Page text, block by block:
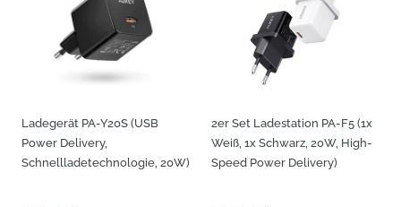
Ladegerät PA-Y20S (USB
Power Delivery,
Schnellladetechnologie, 20W)
2er Set Ladestation PA-F5 (1x
Weiß, 1x Schwarz, 20W, High-
Speed Power Delivery)